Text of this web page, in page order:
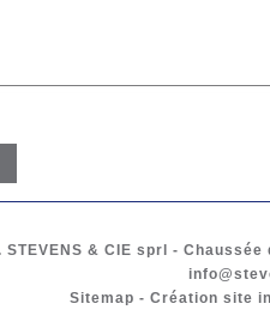
STEVENS & CIE sprl - Chaussée
Sitemap - Création site